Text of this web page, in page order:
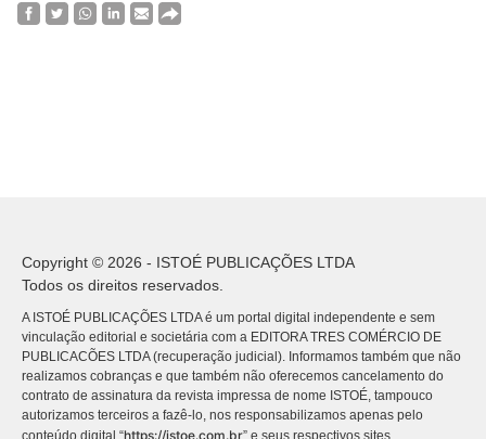
Copyright © 2026 - ISTOÉ PUBLICAÇÕES LTDA
Todos os direitos reservados.
A ISTOÉ PUBLICAÇÕES LTDA é um portal digital independente e sem
vinculação editorial e societária com a EDITORA TRES COMÉRCIO DE
PUBLICACÕES LTDA (recuperação judicial). Informamos também que não
realizamos cobranças e que também não oferecemos cancelamento do
contrato de assinatura da revista impressa de nome ISTOÉ, tampouco
autorizamos terceiros a fazê-lo, nos responsabilizamos apenas pelo
conteúdo digital “https://istoe.com.br” e seus respectivos sites.